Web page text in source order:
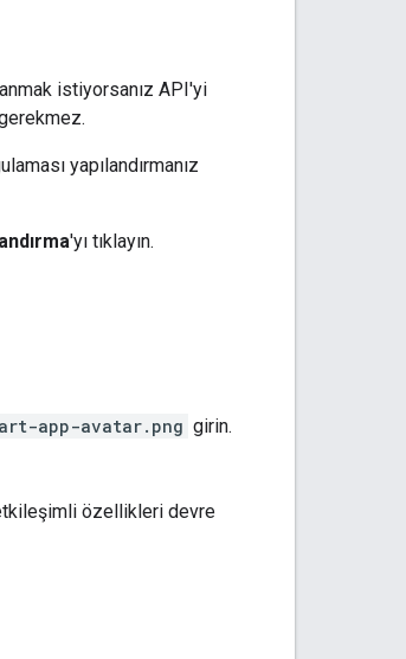
istiyorsanız API'yi
yapılandırmanız
'yı tıklayın.
app-avatar.png girin.
özellikleri devre